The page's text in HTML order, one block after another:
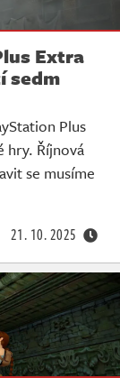
Extra
sedm
Plus
hry. Říjnová
se musíme
21. 10. 2025